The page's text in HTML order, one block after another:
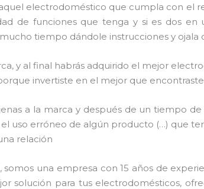
electrodoméstico que cumpla con el
de funciones que tenga y si es dos
tiempo dándole instrucciones y ojala
y al final habrás adquirido el mejor
invertiste en el mejor que
a la marca y después de un tiempo
el uso erróneo de algún producto (…) que
relación
somos una empresa con 15 años de
solución para tus electrodomésticos,